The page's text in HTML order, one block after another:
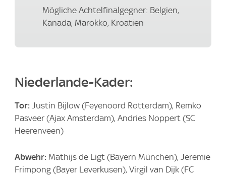
Mögliche Achtelfinalgegner: Belgien,
Kanada, Marokko, Kroatien
Niederlande-Kader:
Tor: Justin Bijlow (Feyenoord Rotterdam), Remko
Pasveer (Ajax Amsterdam), Andries Noppert (SC
Heerenveen)
Abwehr: Mathijs de Ligt (Bayern München), Jeremie
Frimpong (Bayer Leverkusen), Virgil van Dijk (FC